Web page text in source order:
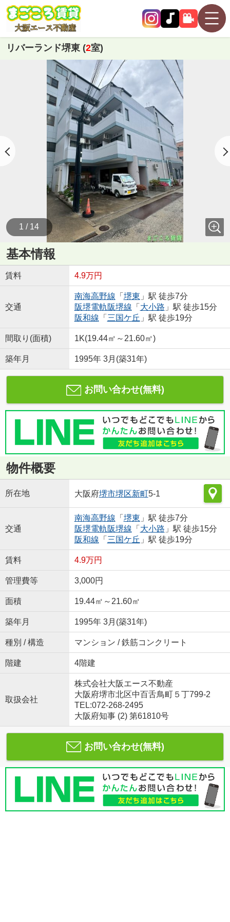
リバーランド堺東 (2室)
1 / 14
基本情報
賃料 4.9万円
交通
南海高野線 「 堺東 」駅 徒歩7分
阪堺電軌阪堺線 「 大小路 」駅 徒歩15分
阪和線 「 三国ケ丘 」駅 徒歩19分
間取り(面積) 1K(19.44㎡～21.60㎡)
築年月 1995年 3月(築31年)
お問い合わせ(無料)
物件概要
所在地 大阪府堺市堺区新町5-1
交通
南海高野線 「 堺東 」駅 徒歩7分
阪堺電軌阪堺線 「 大小路 」駅 徒歩15分
阪和線 「 三国ケ丘 」駅 徒歩19分
賃料 4.9万円
管理費等 3,000円
面積 19.44㎡～21.60㎡
築年月 1995年 3月(築31年)
種別 / 構造 マンション / 鉄筋コンクリート
階建 4階建
取扱会社
株式会社大阪エース不動産
大阪府堺市北区中百舌鳥町５丁799-2
TEL:072-268-2495
大阪府知事 (2) 第61810号
お問い合わせ(無料)